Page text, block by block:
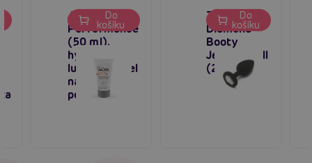
Just Glide
Performance
(50 ml),
hybridní
lubrikační gel
na intimní
použití
Do
košíku
TOYJOY
Diamond
Booty
Jewel Small
(2,5 cm)
Do
košíku